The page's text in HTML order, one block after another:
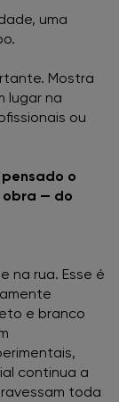
uma
Mostra
lugar na
ou
o
obra — do
na rua. Esse é
e branco
continua a
toda